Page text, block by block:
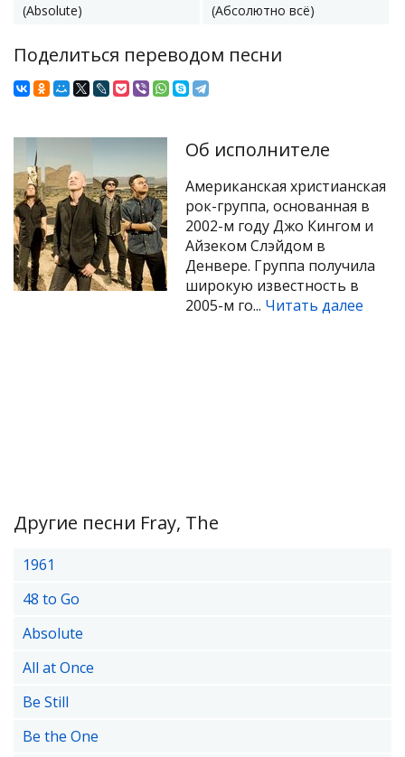
(Absolute) (Абсолютно всё)
Поделиться переводом песни
Об исполнителе
Американская христианская
рок-группа, основанная в
2002-м году Джо Кингом и
Айзеком Слэйдом в
Денвере. Группа получила
широкую известность в
2005-м го... Читать далее
Другие песни Fray, The
1961
48 to Go
Absolute
All at Once
Be Still
Be the One